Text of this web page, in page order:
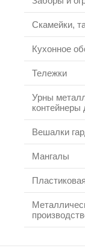
Скамейки,
Кухонное
Тележки
Урны
контейнеры
Вешалки
Мангалы